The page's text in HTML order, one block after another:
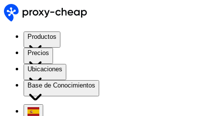
Productos
Precios
Ubicaciones
Base de Conocimientos